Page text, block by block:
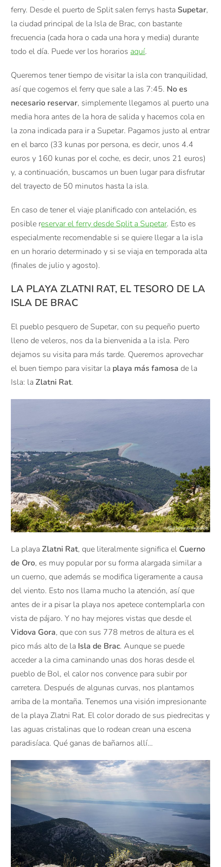
ferry. Desde el puerto de Split salen ferrys hasta Supetar,
la ciudad principal de la Isla de Brac, con bastante
frecuencia (cada hora o cada una hora y media) durante
todo el día. Puede ver los horarios aquí.
Queremos tener tiempo de visitar la isla con tranquilidad,
así que cogemos el ferry que sale a las 7:45. No es
necesario reservar, simplemente llegamos al puerto una
media hora antes de la hora de salida y hacemos cola en
la zona indicada para ir a Supetar. Pagamos justo al entrar
en el barco (33 kunas por persona, es decir, unos 4.4
euros y 160 kunas por el coche, es decir, unos 21 euros)
y, a continuación, buscamos un buen lugar para disfrutar
del trayecto de 50 minutos hasta la isla.
En caso de tener el viaje planificado con antelación, es
posible reservar el ferry desde Split a Supetar. Esto es
especialmente recomendable si se quiere llegar a la isla
en un horario determinado y si se viaja en temporada alta
(finales de julio y agosto).
LA PLAYA ZLATNI RAT, EL TESORO DE LA
ISLA DE BRAC
El pueblo pesquero de Supetar, con su pequeño puerto
lleno de veleros, nos da la bienvenida a la isla. Pero
dejamos su visita para más tarde. Queremos aprovechar
el buen tiempo para visitar la playa más famosa de la
Isla: laZlatni Rat.
La playaZlatni Rat, que literalmente significa el Cuerno
de Oro, es muy popular por su forma alargada similar a
un cuerno, que además se modifica ligeramente a causa
del viento. Esto nos llama mucho la atención, así que
antes de ir a pisar la playa nos apetece contemplarla con
vista de pájaro. Y no hay mejores vistas que desde el
Vidova Gora, que con sus 778 metros de altura es el
pico más alto de la Isla de Brac. Aunque se puede
acceder a la cima caminando unas dos horas desde el
pueblo de Bol, el calor nos convence para subir por
carretera. Después de algunas curvas, nos plantamos
arriba de la montaña. Tenemos una visión impresionante
de la playa Zlatni Rat. El color dorado de sus piedrecitas y
las aguas cristalinas que lo rodean crean una escena
paradisíaca. Qué ganas de bañarnos allí…